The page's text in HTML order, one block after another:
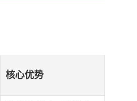
核心优势